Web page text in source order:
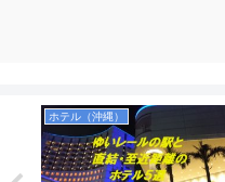
ホテル（沖縄）